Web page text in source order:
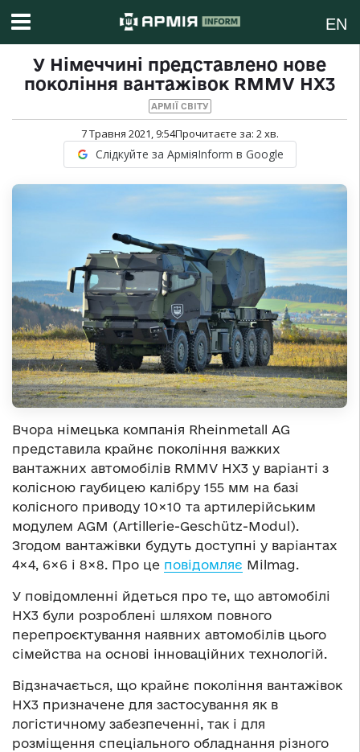
EN
У Німеччині представлено нове
покоління вантажівок RMMV HX3
АРМІЇ СВІТУ
7 Травня 2021, 9:54Прочитаєте за: 2хв.
Слідкуйте за АрміяInform в Google
Вчора німецька компанія Rheinmetall AG
представила крайнє покоління важких
вантажних автомобілів RMMV HX3 у варіанті з
колісною гаубицею калібру 155 мм на базі
колісного приводу 10×10 та артилерійським
модулем AGM (Artillerie-Geschütz-Modul).
Згодом вантажівки будуть доступні у варіантах
4×4, 6×6 і 8×8. Про це повідомляє Milmag.
У повідомленні йдеться про те, що автомобілі
HX3 були розроблені шляхом повного
перепроєктування наявних автомобілів цього
сімейства на основі інноваційних технологій.
Відзначається, що крайнє покоління вантажівок
HX3 призначене для застосування як в
логістичному забезпеченні, так і для
розміщення спеціального обладнання різного